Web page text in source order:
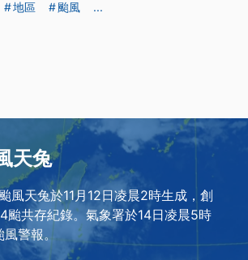
地區 颱風 ...
天兔
風天兔於11月12日凌晨2時生成，創
颱共存紀錄。氣象署於14日凌晨5時
警報。